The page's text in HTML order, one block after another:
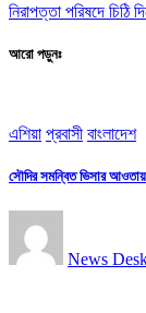
নিরাপত্তা পরিষদে চিঠি
আরো পড়ুনঃ
এশিয়া প্রবাসী বাংলাদেশ
সৌদির সমন্বিত ভিসার আওতায়
News